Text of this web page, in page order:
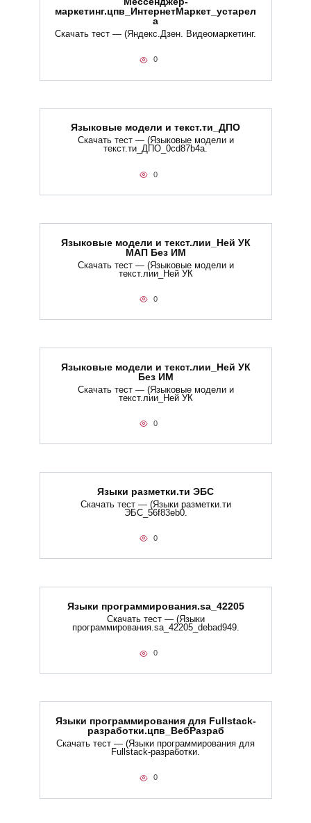
маркетинг.цпв_ИнтернетМаркет_устарел
а
Скачать тест — (Яндекс.Дзен. Видеомаркетинг.
0
Языковые модели и текст.ти_ДПО
Скачать тест — (Языковые модели и
текст.ти_ДПО_0cd87b4a.
0
Языковые модели и текст.лии_Ней УК
МАП Без ИМ
Скачать тест — (Языковые модели и
текст.лии_Ней УК
0
Языковые модели и текст.лии_Ней УК
Без ИМ
Скачать тест — (Языковые модели и
текст.лии_Ней УК
0
Языки разметки.ти​ ЭБС
Скачать тест — (Языки разметки.ти​
ЭБС_56f83eb0.
0
Языки программирования.sa_42205
Скачать тест — (Языки
программирования.sa_42205_debad949.
0
Языки программирования для Fullstack-
разработки.цпв_ВебРазраб
Скачать тест — (Языки программирования для
Fullstack-разработки.
0